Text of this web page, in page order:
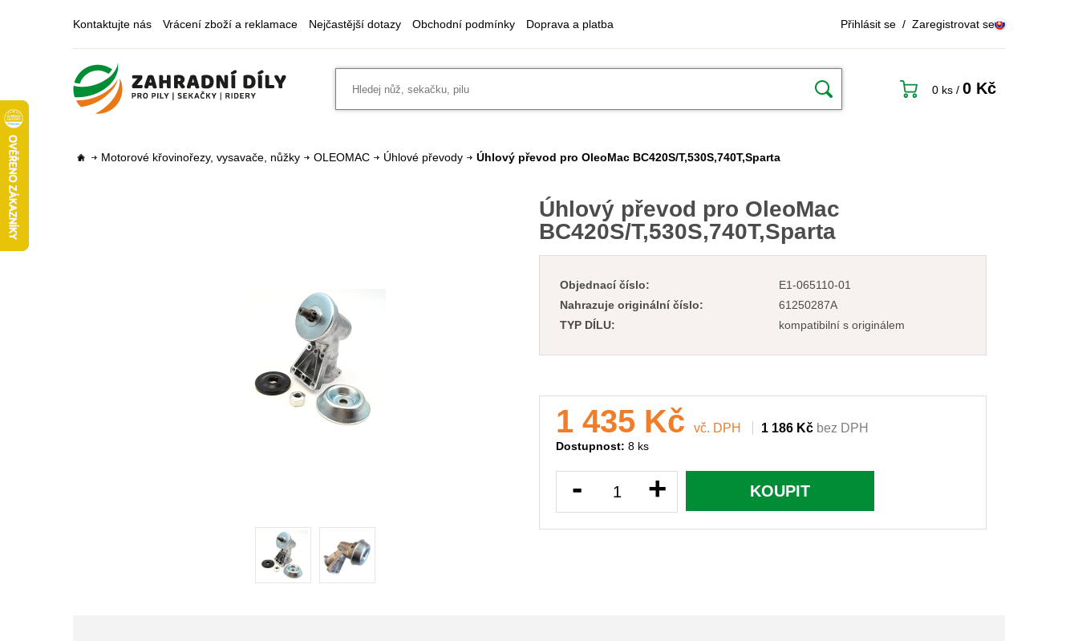
Kontaktujte nás Vrácení zboží a reklamace Nejčastější dotazy Obchodní podmínky Doprava a platba Přihlásit se / Zaregistrovat se
0 ks / 0 Kč
Motorové křovinořezy, vysavače, nůžky OLEOMAC Úhlové převody Úhlový převod pro OleoMac BC420S/T,530S,740T,Sparta
Úhlový převod pro OleoMac
BC420S/T,530S,740T,Sparta
Objednací číslo:
E1-065110-01
Nahrazuje originální číslo:
61250287A
TYP DÍLU:
kompatibilní s originálem
1 435 Kč vč. DPH 1 186 Kč bez DPH
Dostupnost: 8 ks
- + KOUPIT